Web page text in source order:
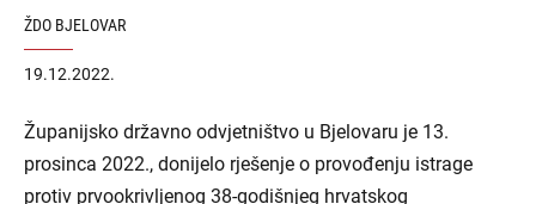
ŽDO BJELOVAR
19.12.2022.
Županijsko državno odvjetništvo u Bjelovaru je 13.
prosinca 2022., donijelo rješenje o provođenju istrage
protiv prvookrivljenog 38-godišnjeg hrvatskog